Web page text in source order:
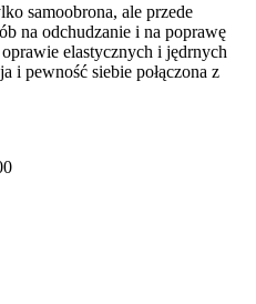
samoobrona, ale przede
na odchudzanie i na poprawę
elastycznych i jędrnych
i pewność siebie połączona z